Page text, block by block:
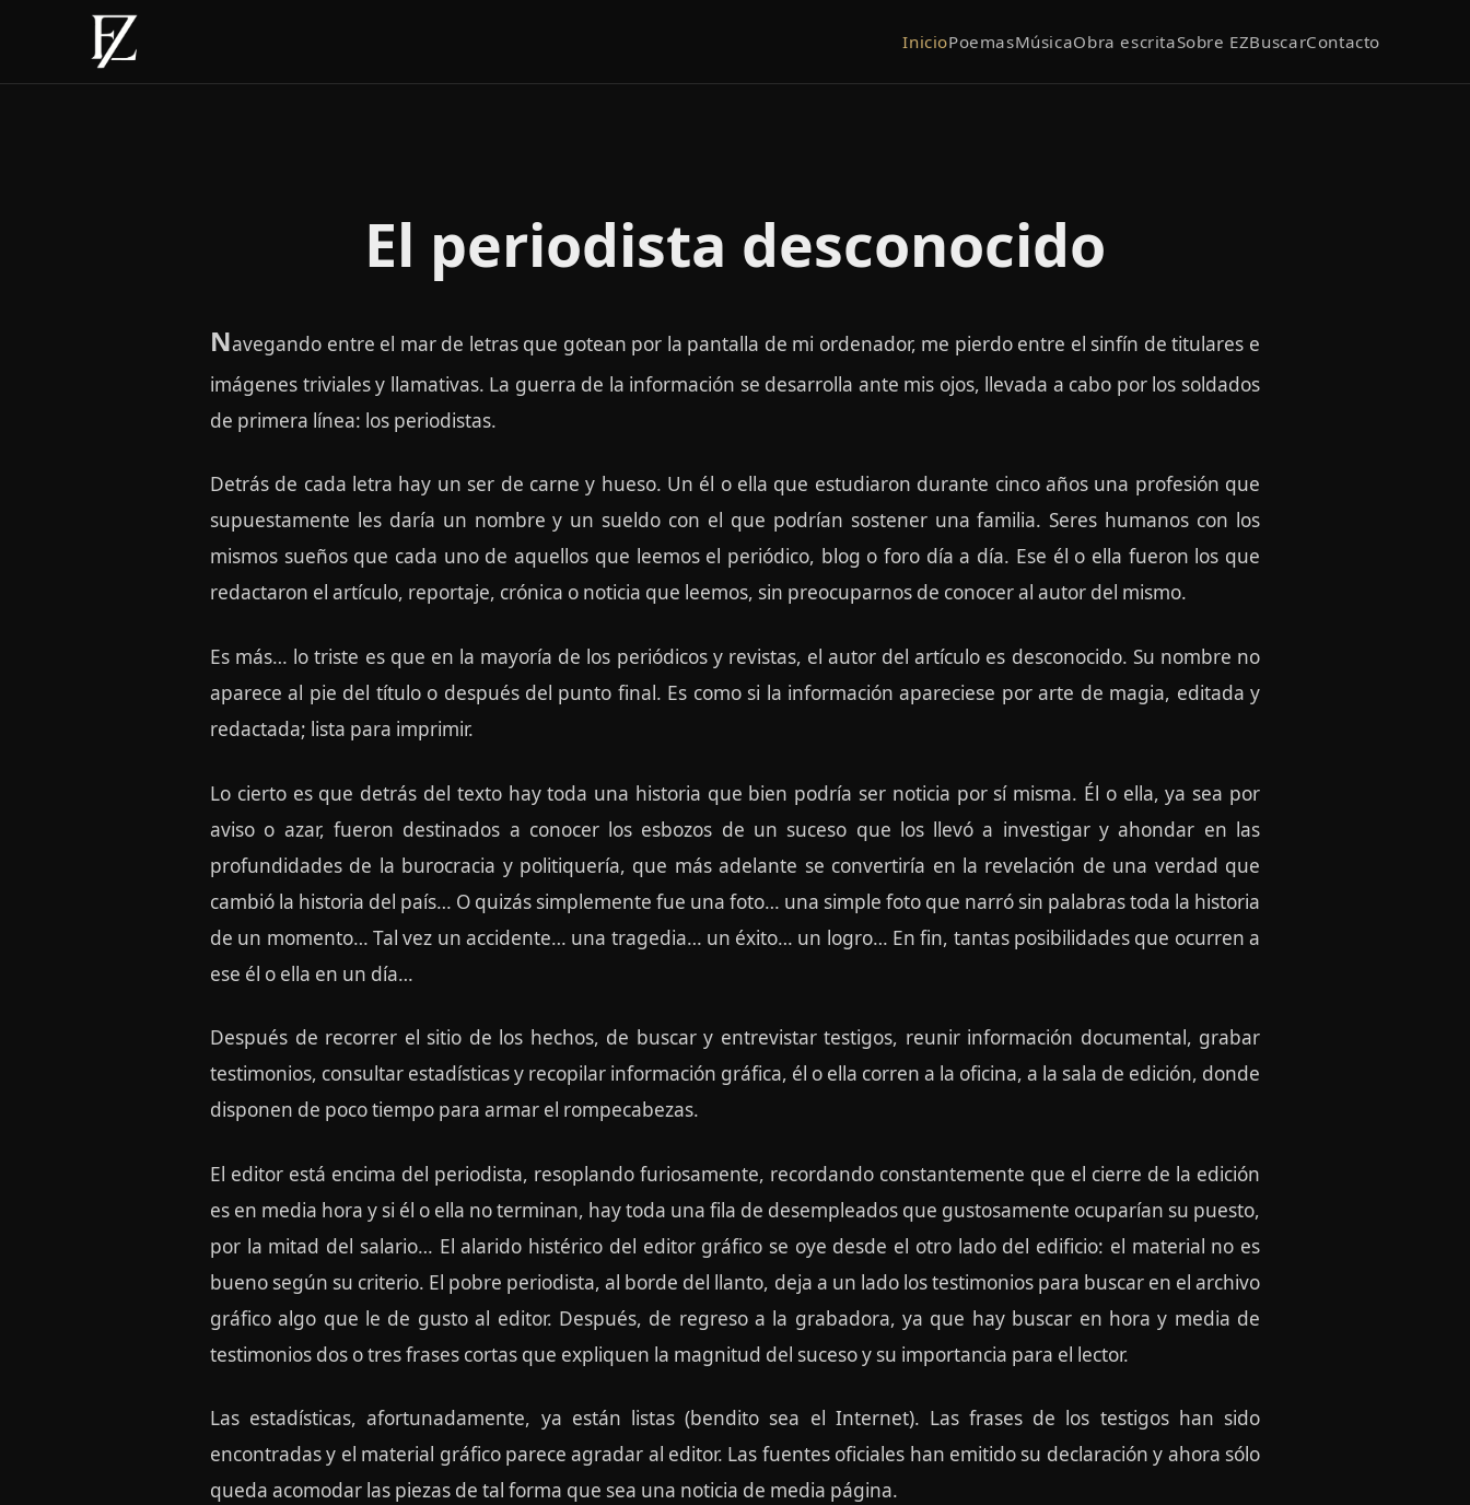
InicioPoemasMúsicaObra escritaSobre EZBuscarContacto
El periodista desconocido
Navegando entre el mar de letras que gotean por la pantalla de mi ordenador, me pierdo entre el sinfín de titulares e
imágenes triviales y llamativas. La guerra de la información se desarrolla ante mis ojos, llevada a cabo por los soldados
de primera línea: los periodistas.
Detrás de cada letra hay un ser de carne y hueso. Un él o ella que estudiaron durante cinco años una profesión que
supuestamente les daría un nombre y un sueldo con el que podrían sostener una familia. Seres humanos con los
mismos sueños que cada uno de aquellos que leemos el periódico, blog o foro día a día. Ese él o ella fueron los que
redactaron el artículo, reportaje, crónica o noticia que leemos, sin preocuparnos de conocer al autor del mismo.
Es más… lo triste es que en la mayoría de los periódicos y revistas, el autor del artículo es desconocido. Su nombre no
aparece al pie del título o después del punto final. Es como si la información apareciese por arte de magia, editada y
redactada; lista para imprimir.
Lo cierto es que detrás del texto hay toda una historia que bien podría ser noticia por sí misma. Él o ella, ya sea por
aviso o azar, fueron destinados a conocer los esbozos de un suceso que los llevó a investigar y ahondar en las
profundidades de la burocracia y politiquería, que más adelante se convertiría en la revelación de una verdad que
cambió la historia del país… O quizás simplemente fue una foto… una simple foto que narró sin palabras toda la historia
de un momento… Tal vez un accidente… una tragedia… un éxito… un logro… En fin, tantas posibilidades que ocurren a
ese él o ella en un día…
Después de recorrer el sitio de los hechos, de buscar y entrevistar testigos, reunir información documental, grabar
testimonios, consultar estadísticas y recopilar información gráfica, él o ella corren a la oficina, a la sala de edición, donde
disponen de poco tiempo para armar el rompecabezas.
El editor está encima del periodista, resoplando furiosamente, recordando constantemente que el cierre de la edición
es en media hora y si él o ella no terminan, hay toda una fila de desempleados que gustosamente ocuparían su puesto,
por la mitad del salario… El alarido histérico del editor gráfico se oye desde el otro lado del edificio: el material no es
bueno según su criterio. El pobre periodista, al borde del llanto, deja a un lado los testimonios para buscar en el archivo
gráfico algo que le de gusto al editor. Después, de regreso a la grabadora, ya que hay buscar en hora y media de
testimonios dos o tres frases cortas que expliquen la magnitud del suceso y su importancia para el lector.
Las estadísticas, afortunadamente, ya están listas (bendito sea el Internet). Las frases de los testigos han sido
encontradas y el material gráfico parece agradar al editor. Las fuentes oficiales han emitido su declaración y ahora sólo
queda acomodar las piezas de tal forma que sea una noticia de media página.